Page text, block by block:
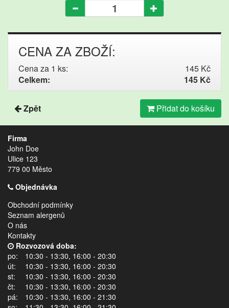
CENA ZA ZBOŽÍ:
Cena za 1 ks:
145 Kč
Celkem:
145 Kč
Zpět Přidat do košíku
Firma
John Doe
Ulice 123
779 00 Město
Objednávka
Obchodní podmínky
Seznam alergenů
O nás
Kontakty
Rozvozová doba:
po:
10:30 - 13:30, 16:00 - 20:30
út:
10:30 - 13:30, 16:00 - 20:30
st:
10:30 - 13:30, 16:00 - 20:30
čt:
10:30 - 13:30, 16:00 - 20:30
pá:
10:30 - 13:30, 16:00 - 21:30